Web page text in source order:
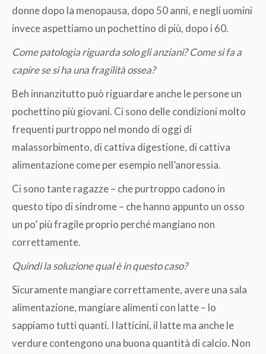
donne dopo la menopausa, dopo 50 anni, e negli uomini
invece aspettiamo un pochettino di più, dopo i 60.
Come patologia riguarda solo gli anziani? Come si fa a
capire se si ha una fragilità ossea?
Beh innanzitutto può riguardare anche le persone un
pochettino più giovani. Ci sono delle condizioni molto
frequenti purtroppo nel mondo di oggi di
malassorbimento, di cattiva digestione, di cattiva
alimentazione come per esempio nell’anoressia.
Ci sono tante ragazze – che purtroppo cadono in
questo tipo di sindrome – che hanno appunto un osso
un po’ più fragile proprio perché mangiano non
correttamente.
Quindi la soluzione qual è in questo caso?
Sicuramente mangiare correttamente, avere una sala
alimentazione, mangiare alimenti con latte – lo
sappiamo tutti quanti. I latticini, il latte ma anche le
verdure contengono una buona quantità di calcio. Non